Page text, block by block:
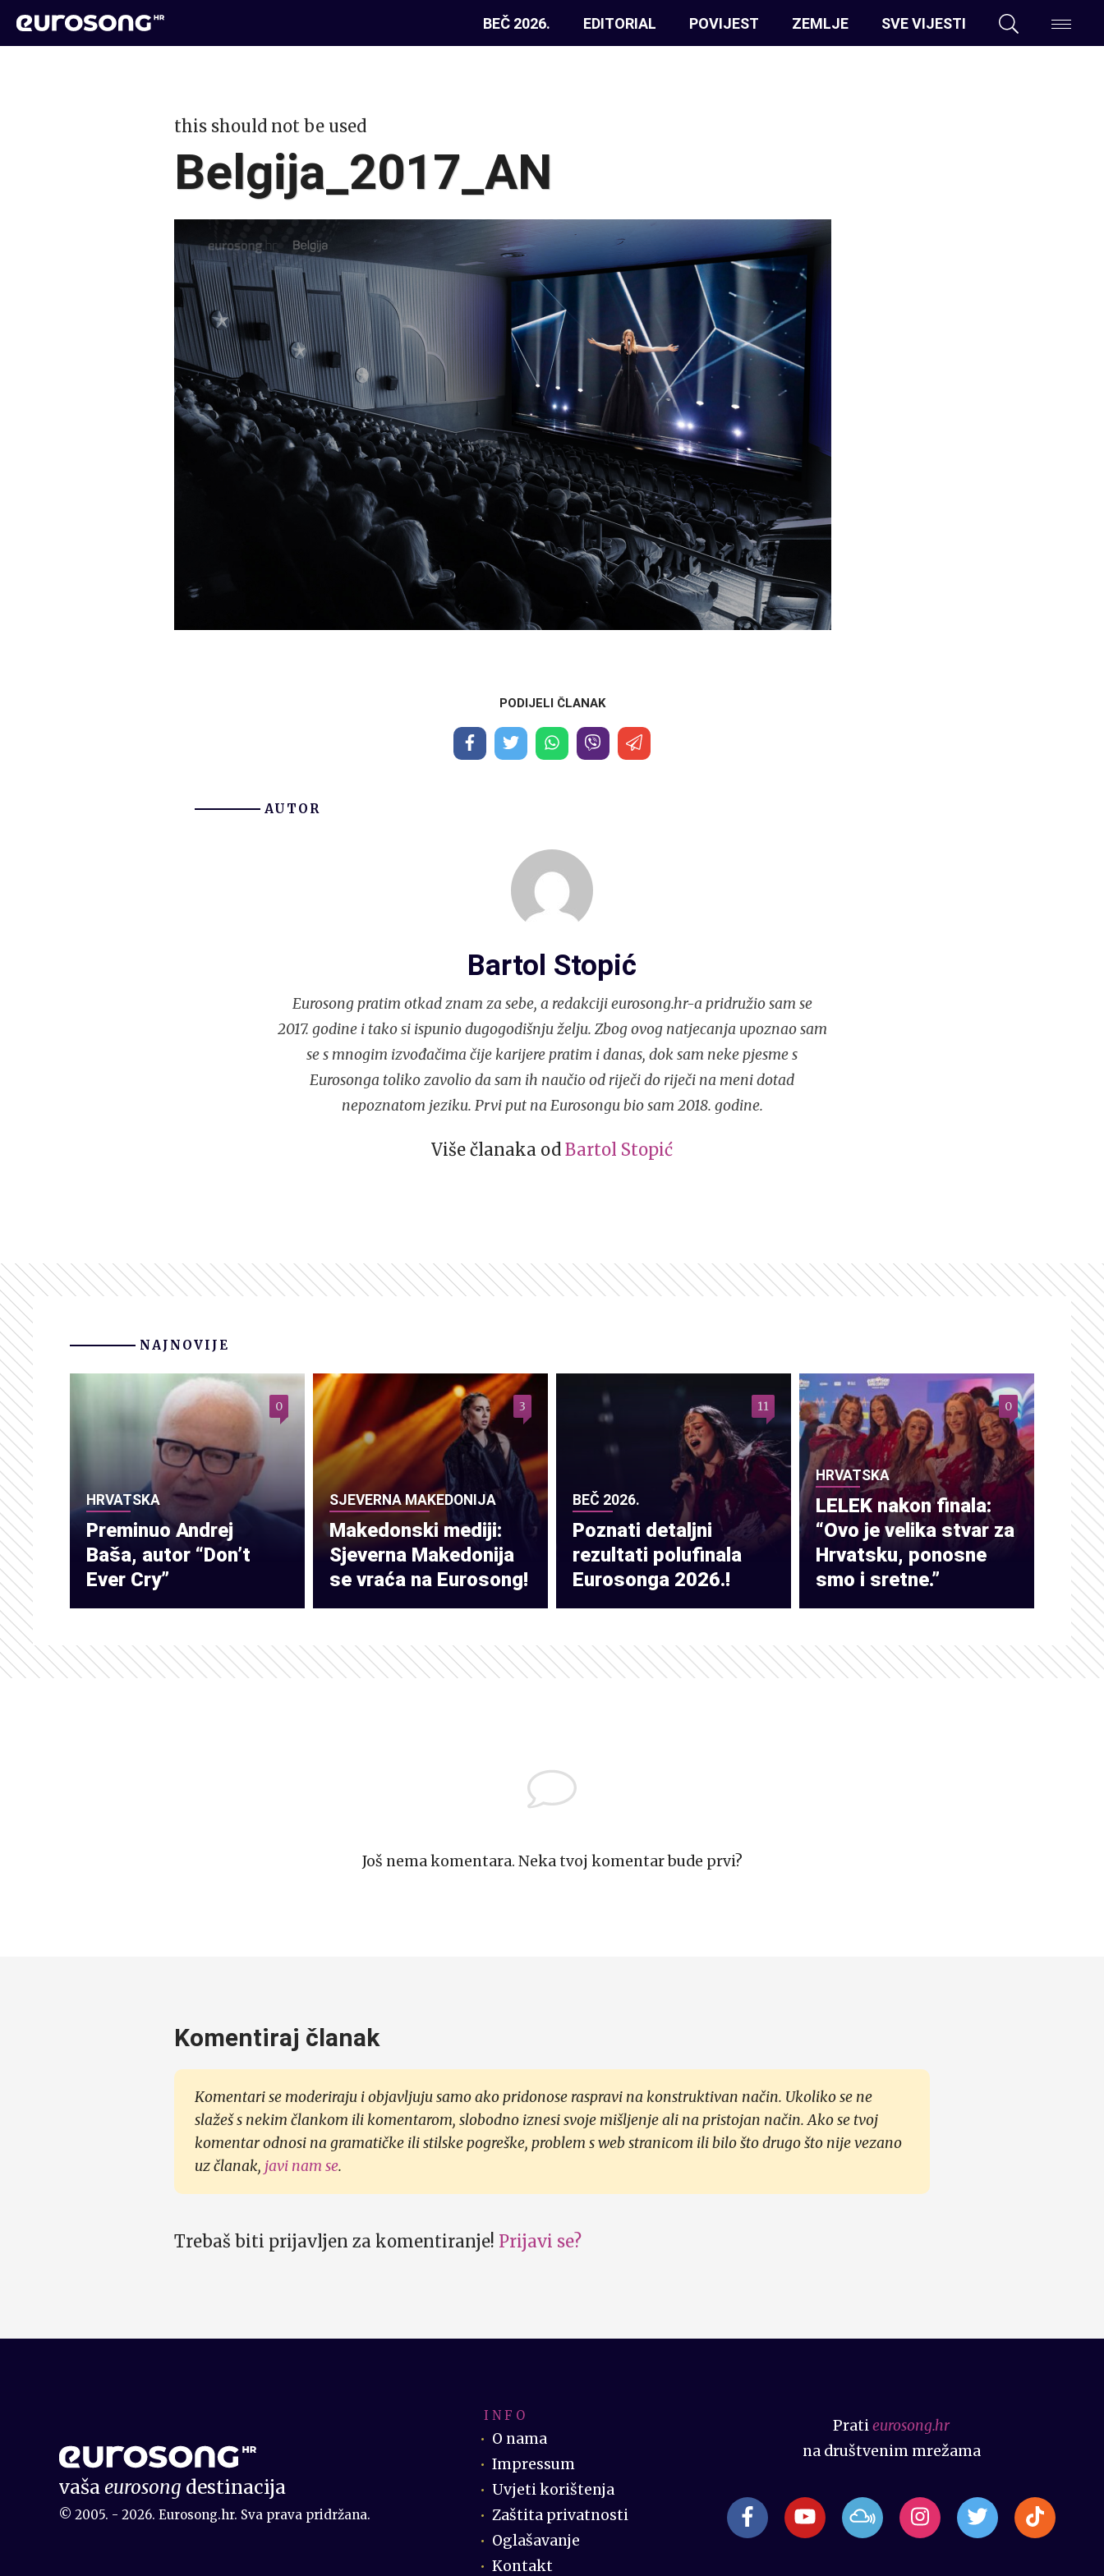
BEČ 2026. EDITORIAL POVIJEST ZEMLJE SVE VIJESTI
this should not be used
Belgija_2017_AN
PODIJELI ČLANAK
AUTOR
Bartol Stopić
Eurosong pratim otkad znam za sebe, a redakciji eurosong.hr-a pridružio sam se
2017. godine i tako si ispunio dugogodišnju želju. Zbog ovog natjecanja upoznao sam
se s mnogim izvođačima čije karijere pratim i danas, dok sam neke pjesme s
Eurosonga toliko zavolio da sam ih naučio od riječi do riječi na meni dotad
nepoznatom jeziku. Prvi put na Eurosongu bio sam 2018. godine.
Više članaka od Bartol Stopić
NAJNOVIJE
HRVATSKA
Preminuo Andrej
Baša, autor “Don’t
Ever Cry”
0
SJEVERNA MAKEDONIJA
Makedonski mediji:
Sjeverna Makedonija
se vraća na Eurosong!
3
BEČ 2026.
Poznati detaljni
rezultati polufinala
Eurosonga 2026.!
11
HRVATSKA
LELEK nakon finala:
“Ovo je velika stvar za
Hrvatsku, ponosne
smo i sretne.”
0
Još nema komentara. Neka tvoj komentar bude prvi?
Komentiraj članak
Komentari se moderiraju i objavljuju samo ako pridonose raspravi na konstruktivan način. Ukoliko se ne
slažeš s nekim člankom ili komentarom, slobodno iznesi svoje mišljenje ali na pristojan način. Ako se tvoj
komentar odnosi na gramatičke ili stilske pogreške, problem s web stranicom ili bilo što drugo što nije vezano
uz članak, javi nam se.
Trebaš biti prijavljen za komentiranje! Prijavi se?
vašaeurosong destinacija
© 2005. - 2026. Eurosong.hr. Sva prava pridržana.
I N F O
O nama
Impressum
Uvjeti korištenja
Zaštita privatnosti
Oglašavanje
Kontakt
Pratieurosong.hr
na društvenim mrežama